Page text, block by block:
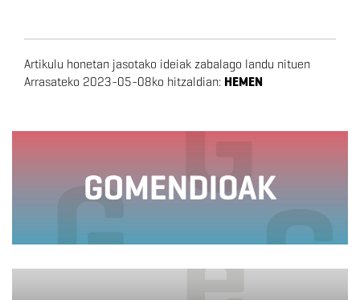
Artikulu honetan jasotako ideiak zabalago landu nituen
Arrasateko 2023-05-08ko hitzaldian: HEMEN